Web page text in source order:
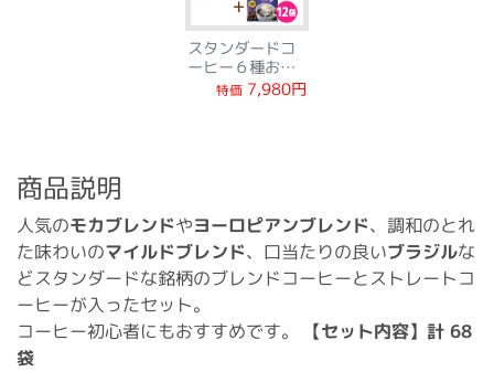
スタンダードコ
ーヒー６種お得
なＷセット
特価 7,980円
商品説明
人気のモカブレンドやヨーロピアンブレンド、調和のとれ
た味わいのマイルドブレンド、口当たりの良いブラジルな
どスタンダードな銘柄のブレンドコーヒーとストレートコ
ーヒーが入ったセット。
コーヒー初心者にもおすすめです。 【セット内容】計 68
袋